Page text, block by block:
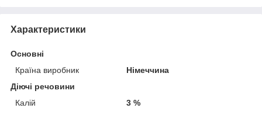
Характеристики
Основні
Країна виробник
Німеччина
Діючі речовини
Калій
3 %